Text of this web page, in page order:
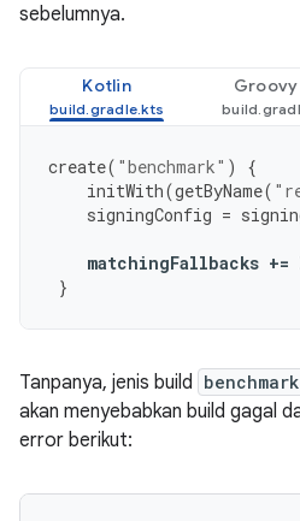
sebelumnya.
Kotlin Groovy
create( "benchmark" )
{
initWith(getByName(
signingConfig =
matchingFallbacks +=
}
Tanpanya, jenis build benchmark
akan menyebabkan build gagal
error berikut: